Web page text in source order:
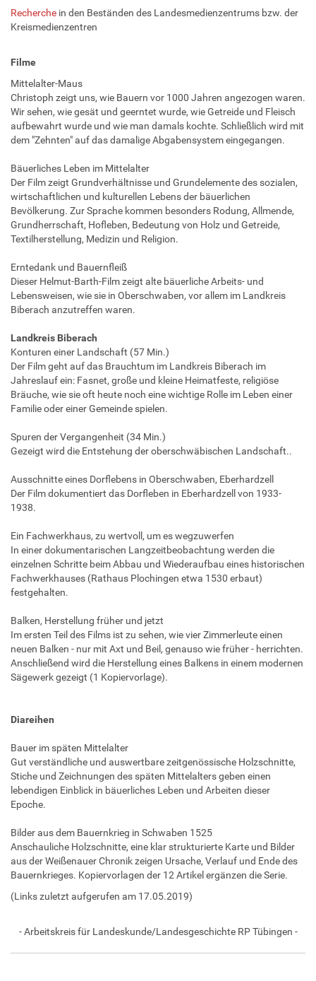
Recherche in den Beständen des Landesmedienzentrums bzw. der
Kreismedienzentren
Filme
Mittelalter-Maus
Christoph zeigt uns, wie Bauern vor 1000 Jahren angezogen waren.
Wir sehen, wie gesät und geerntet wurde, wie Getreide und Fleisch
aufbewahrt wurde und wie man damals kochte. Schließlich wird mit
dem "Zehnten" auf das damalige Abgabensystem eingegangen.
Bäuerliches Leben im Mittelalter
Der Film zeigt Grundverhältnisse und Grundelemente des sozialen,
wirtschaftlichen und kulturellen Lebens der bäuerlichen
Bevölkerung. Zur Sprache kommen besonders Rodung, Allmende,
Grundherrschaft, Hofleben, Bedeutung von Holz und Getreide,
Textilherstellung, Medizin und Religion.
Erntedank und Bauernfleiß
Dieser Helmut-Barth-Film zeigt alte bäuerliche Arbeits- und
Lebensweisen, wie sie in Oberschwaben, vor allem im Landkreis
Biberach anzutreffen waren.
Landkreis Biberach
Konturen einer Landschaft (57 Min.)
Der Film geht auf das Brauchtum im Landkreis Biberach im
Jahreslauf ein: Fasnet, große und kleine Heimatfeste, religiöse
Bräuche, wie sie oft heute noch eine wichtige Rolle im Leben einer
Familie oder einer Gemeinde spielen.
Spuren der Vergangenheit (34 Min.)
Gezeigt wird die Entstehung der oberschwäbischen Landschaft..
Ausschnitte eines Dorflebens in Oberschwaben, Eberhardzell
Der Film dokumentiert das Dorfleben in Eberhardzell von 1933-
1938.
Ein Fachwerkhaus, zu wertvoll, um es wegzuwerfen
In einer dokumentarischen Langzeitbeobachtung werden die
einzelnen Schritte beim Abbau und Wiederaufbau eines historischen
Fachwerkhauses (Rathaus Plochingen etwa 1530 erbaut)
festgehalten.
Balken, Herstellung früher und jetzt
Im ersten Teil des Films ist zu sehen, wie vier Zimmerleute einen
neuen Balken - nur mit Axt und Beil, genauso wie früher - herrichten.
Anschließend wird die Herstellung eines Balkens in einem modernen
Sägewerk gezeigt (1 Kopiervorlage).
Diareihen
Bauer im späten Mittelalter
Gut verständliche und auswertbare zeitgenössische Holzschnitte,
Stiche und Zeichnungen des späten Mittelalters geben einen
lebendigen Einblick in bäuerliches Leben und Arbeiten dieser
Epoche.
Bilder aus dem Bauernkrieg in Schwaben 1525
Anschauliche Holzschnitte, eine klar strukturierte Karte und Bilder
aus der Weißenauer Chronik zeigen Ursache, Verlauf und Ende des
Bauernkrieges. Kopiervorlagen der 12 Artikel ergänzen die Serie.
(Links zuletzt aufgerufen am 17.05.2019)
- Arbeitskreis für Landeskunde/Landesgeschichte RP Tübingen -